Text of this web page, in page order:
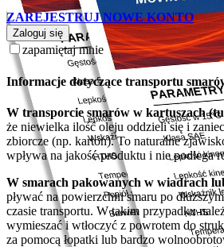
ZAREJESTRUJ NOWE KONTO
Zaloguj się
zapamiętaj mnie
Informacje dotyczące transportu
W transporcie smarów w kartuszach
że niewielka ilość oleju oddzieli się i
zbiorcze (np. karton). To naturalne
wpływa na jakość produktu i nie podlega
W smarach pakowanych w wiadrach
pływać na powierzchni smaru po
czasie transportu. W takim przypadku
wymieszać i wtłoczyć z powrotem do
za pomocą łopatki lub bardzo